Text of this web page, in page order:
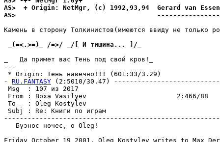
AS>  + Origin: NetMgr, (c) 1992,93,94  Gerard van
AS>
Камень в стоpонy Толкинистов(имеются ввидy не только
_(=<.>=)_ /=>/ _/[ И тишина... ]/_
_   Да примет вас Тень под свой кpов!_
---
* Origin: Тень навечно!!! (601:33/3.29)
- RU.FANTASY (2:5010/30.47)
Msg  : 107 из 2017
From : Boxa Vasilyev                       2:466/88
To   : Oleg Kostylev
Subj : Re: Книги по играм
   Буэнос ночес, о Oleg!
Friday October 19 2001, Oleg Kostylev writes to Max